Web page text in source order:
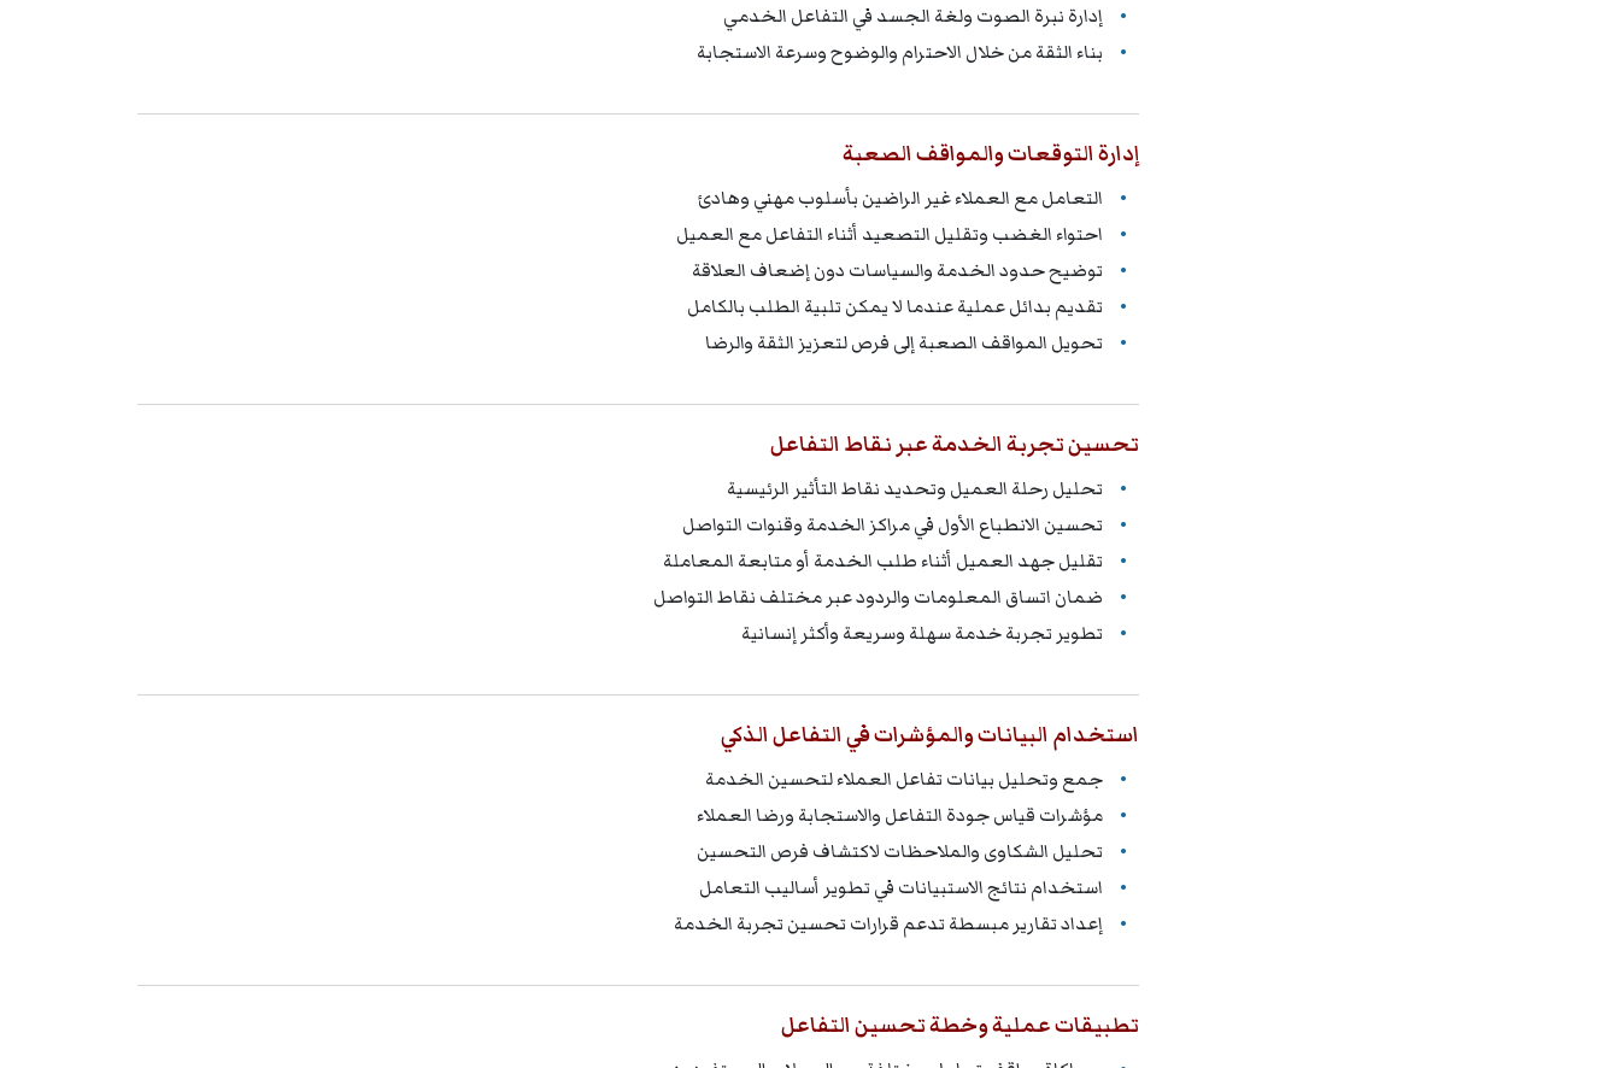
إدارة نبرة الصوت ولغة الجسد في التفاعل الخدمي
بناء الثقة من خلال الاحترام والوضوح وسرعة الاستجابة
إدارة التوقعات والمواقف الصعبة
التعامل مع العملاء غير الراضين بأسلوب مهني وهادئ
احتواء الغضب وتقليل التصعيد أثناء التفاعل مع العميل
توضيح حدود الخدمة والسياسات دون إضعاف العلاقة
تقديم بدائل عملية عندما لا يمكن تلبية الطلب بالكامل
تحويل المواقف الصعبة إلى فرص لتعزيز الثقة والرضا
تحسين تجربة الخدمة عبر نقاط التفاعل
تحليل رحلة العميل وتحديد نقاط التأثير الرئيسية
تحسين الانطباع الأول في مراكز الخدمة وقنوات التواصل
تقليل جهد العميل أثناء طلب الخدمة أو متابعة المعاملة
ضمان اتساق المعلومات والردود عبر مختلف نقاط التواصل
تطوير تجربة خدمة سهلة وسريعة وأكثر إنسانية
استخدام البيانات والمؤشرات في التفاعل الذكي
جمع وتحليل بيانات تفاعل العملاء لتحسين الخدمة
مؤشرات قياس جودة التفاعل والاستجابة ورضا العملاء
تحليل الشكاوى والملاحظات لاكتشاف فرص التحسين
استخدام نتائج الاستبيانات في تطوير أساليب التعامل
إعداد تقارير مبسطة تدعم قرارات تحسين تجربة الخدمة
تطبيقات عملية وخطة تحسين التفاعل